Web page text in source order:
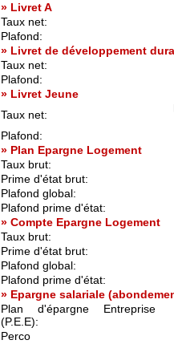
» Livret A
Taux net:
Plafond:
» Livret de développement
Taux net:
Plafond:
» Livret Jeune
Taux net:
Plafond:
» Plan Epargne Logement
Taux brut:
Prime d'état brut:
Plafond global:
Plafond prime d'état:
» Compte Epargne Logement
Taux brut:
Prime d'état brut:
Plafond global:
Plafond prime d'état:
» Epargne salariale
Plan d'épargne Entreprise
(P.E.E):
Perco